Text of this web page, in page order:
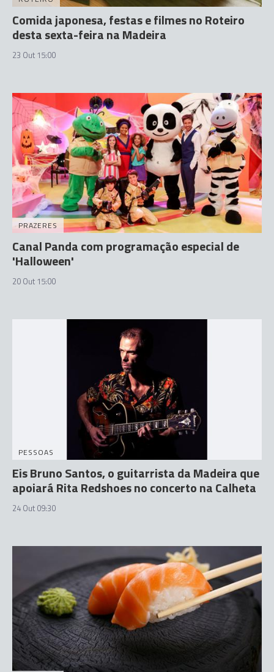
Comida japonesa, festas e filmes no Roteiro
desta sexta-feira na Madeira
23 Out 15:00
PRAZERES
Canal Panda com programação especial de
'Halloween'
20 Out 15:00
PESSOAS
Eis Bruno Santos, o guitarrista da Madeira que
apoiará Rita Redshoes no concerto na Calheta
24 Out 09:30